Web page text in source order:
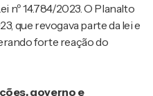
nº 14.784/2023. O Planalto
que revogava parte da lei e
forte reação do
governo e